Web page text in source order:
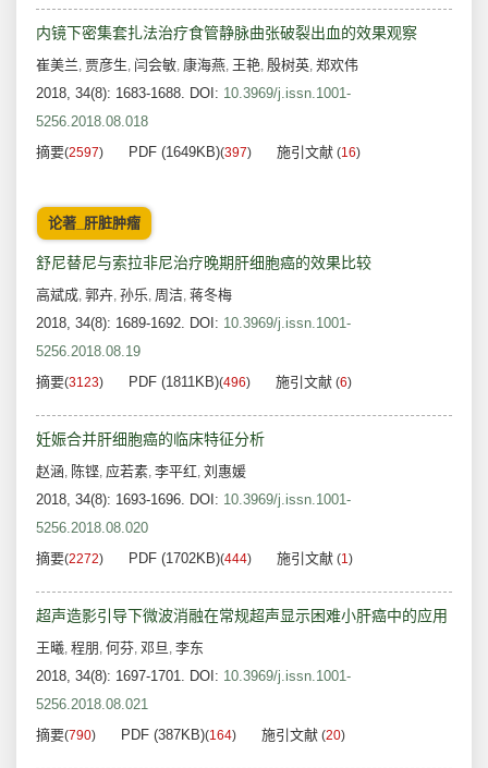
内镜下密集套扎法治疗食管静脉曲张破裂出血的效果观察
崔美兰, 贾彦生, 闫会敏, 康海燕, 王艳, 殷树英, 郑欢伟
2018, 34(8): 1683-1688. DOI: 10.3969/j.issn.1001-
5256.2018.08.018
摘要(2597) PDF (1649KB)(397) 施引文献 (16)
论著_肝脏肿瘤
舒尼替尼与索拉非尼治疗晚期肝细胞癌的效果比较
高斌成, 郭卉, 孙乐, 周洁, 蒋冬梅
2018, 34(8): 1689-1692. DOI: 10.3969/j.issn.1001-
5256.2018.08.19
摘要(3123) PDF (1811KB)(496) 施引文献 (6)
妊娠合并肝细胞癌的临床特征分析
赵涵, 陈铿, 应若素, 李平红, 刘惠媛
2018, 34(8): 1693-1696. DOI: 10.3969/j.issn.1001-
5256.2018.08.020
摘要(2272) PDF (1702KB)(444) 施引文献 (1)
超声造影引导下微波消融在常规超声显示困难小肝癌中的应用
王曦, 程朋 , 何芬, 邓旦 , 李东
2018, 34(8): 1697-1701. DOI: 10.3969/j.issn.1001-
5256.2018.08.021
摘要(790) PDF (387KB)(164) 施引文献 (20)